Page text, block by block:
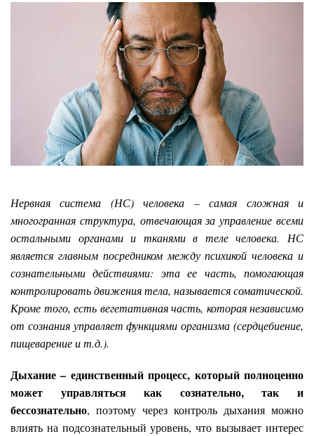
Нервная система (НС) человека – самая сложная и
многогранная структура, отвечающая за управление всеми
остальными органами и тканями в теле человека. НС
является главным посредником между психикой человека и
сознательными действиями: эта ее часть, помогающая
контролировать движения тела, называется соматической.
Кроме того, есть вегетативная часть, которая независимо
от сознания управляет функциями организма (сердцебиение,
пищеварение и т.д.).
Дыхание – единственный процесс, который полноценно
может управляться как сознательно, так и
бессознательно, поэтому через контроль дыхания можно
влиять на подсознательный уровень, что вызывает интерес